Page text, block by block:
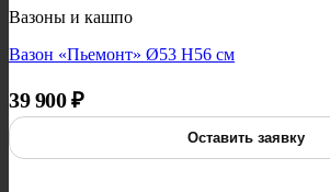
Вазоны и кашпо
Вазон «Пьемонт» Ø53 H56 см
39 900₽
Оставить заявку